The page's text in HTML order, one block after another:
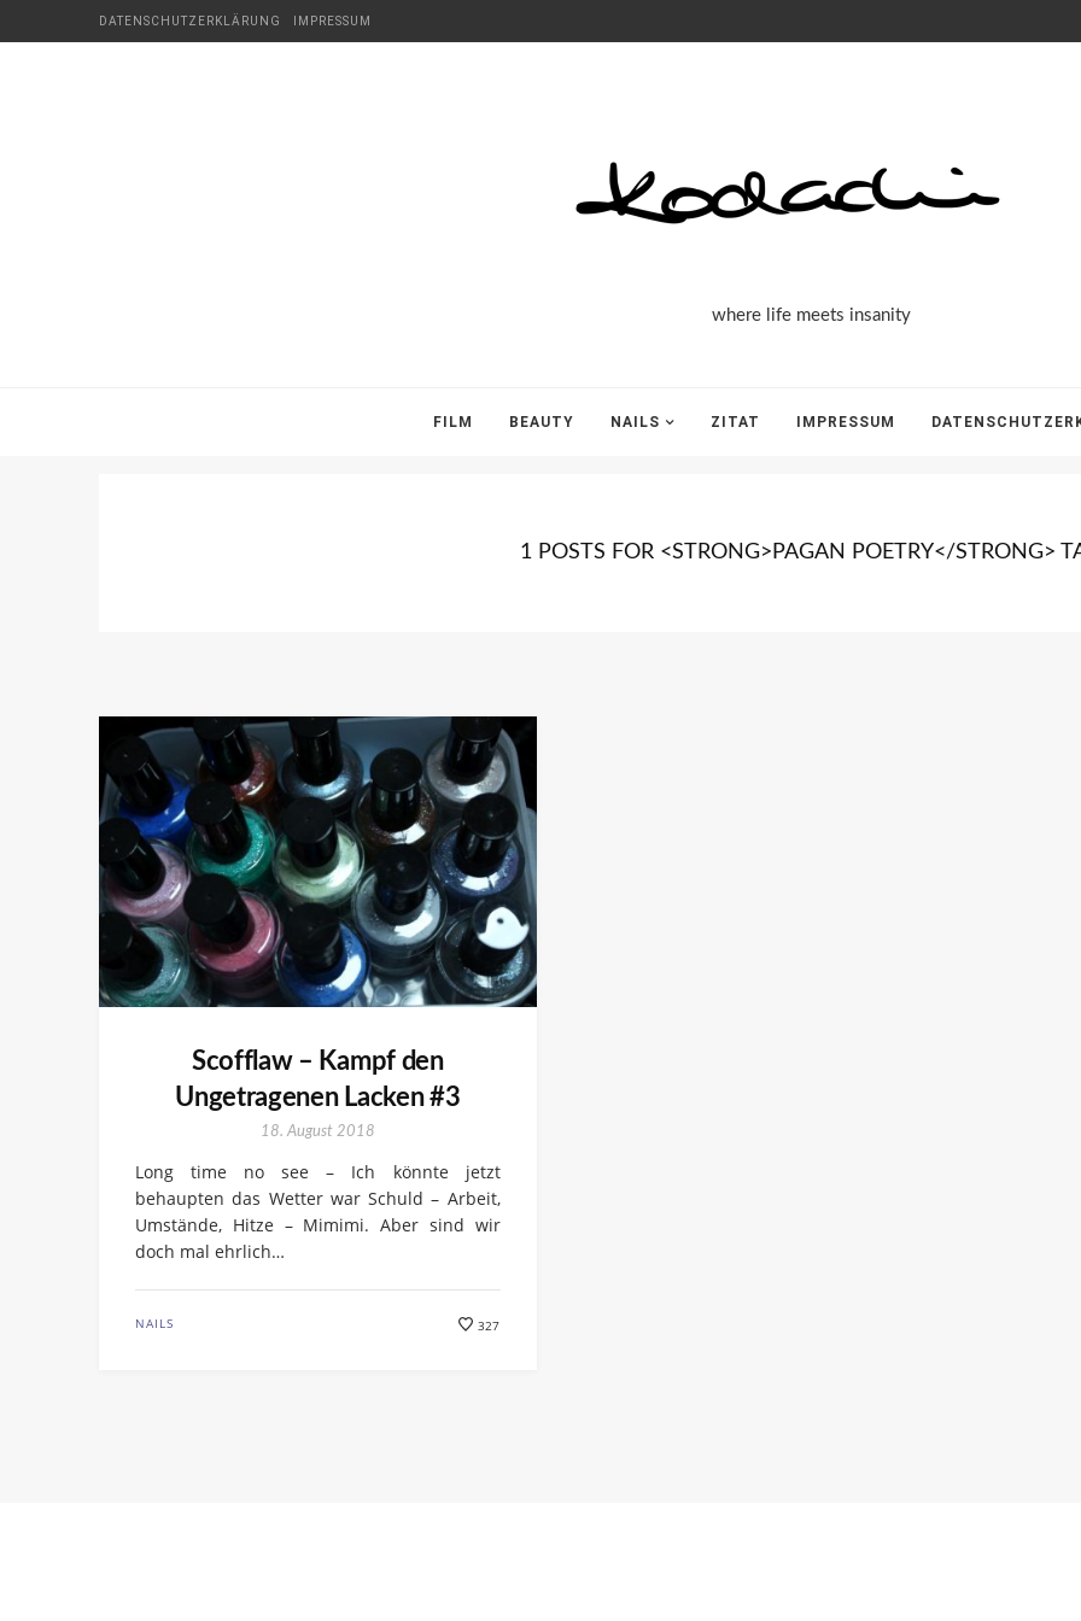
DATENSCHUTZERKLÄRUNG IMPRESSUM
where life meets insanity
FILM BEAUTY NAILS ZITAT IMPRESSUM
1 POSTS FOR <STRONG>PAGAN POETRY</STRONG>
Scofflaw – Kampf den
Ungetragenen Lacken #3
18. August 2018
Long time no see – Ich könnte jetzt
behaupten das Wetter war Schuld – Arbeit,
Umstände, Hitze – Mimimi. Aber sind wir
doch mal ehrlich…
NAILS 327